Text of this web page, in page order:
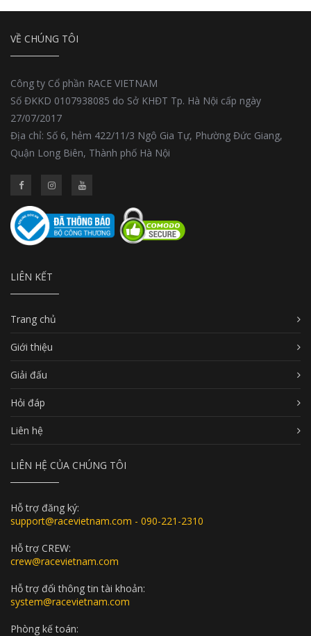
VỀ CHÚNG TÔI
Công ty Cổ phần RACE VIETNAM
Số ĐKKD 0107938085 do Sở KHĐT Tp. Hà Nội cấp ngày
27/07/2017
Địa chỉ: Số 6, hẻm 422/11/3 Ngô Gia Tự, Phường Đức Giang,
Quận Long Biên, Thành phố Hà Nội
LIÊN KẾT
Trang chủ
Giới thiệu
Giải đấu
Hỏi đáp
Liên hệ
LIÊN HỆ CỦA CHÚNG TÔI
Hỗ trợ đăng ký:
support@racevietnam.com - 090-221-2310
Hỗ trợ CREW:
crew@racevietnam.com
Hỗ trợ đổi thông tin tài khoản:
system@racevietnam.com
Phòng kế toán: